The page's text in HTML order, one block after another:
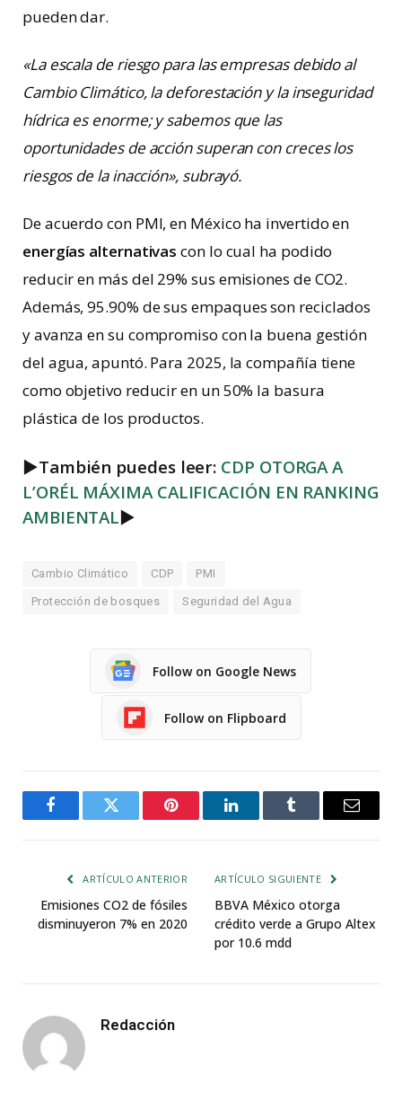
pueden dar.
«La escala de riesgo para las empresas debido al
Cambio Climático, la deforestación y la inseguridad
hídrica es enorme; y sabemos que las
oportunidades de acción superan con creces los
riesgos de la inacción», subrayó.
De acuerdo con PMI, en México ha invertido en
energías alternativas con lo cual ha podido
reducir en más del 29% sus emisiones de CO2.
Además, 95.90% de sus empaques son reciclados
y avanza en su compromiso con la buena gestión
del agua, apuntó. Para 2025, la compañía tiene
como objetivo reducir en un 50% la basura
plástica de los productos.
►También puedes leer: CDP OTORGA A
L’ORÉL MÁXIMA CALIFICACIÓN EN RANKING
AMBIENTAL►
Cambio Climático CDP PMI
Protección de bosques Seguridad del Agua
Follow on Google News
Follow on Flipboard
FacebookTwitter Pinterest LinkedInTumblr Email
ARTÍCULO ANTERIOR
Emisiones CO2 de fósiles
disminuyeron 7% en 2020
ARTÍCULO SIGUIENTE
BBVA México otorga
crédito verde a Grupo Altex
por 10.6 mdd
Redacción